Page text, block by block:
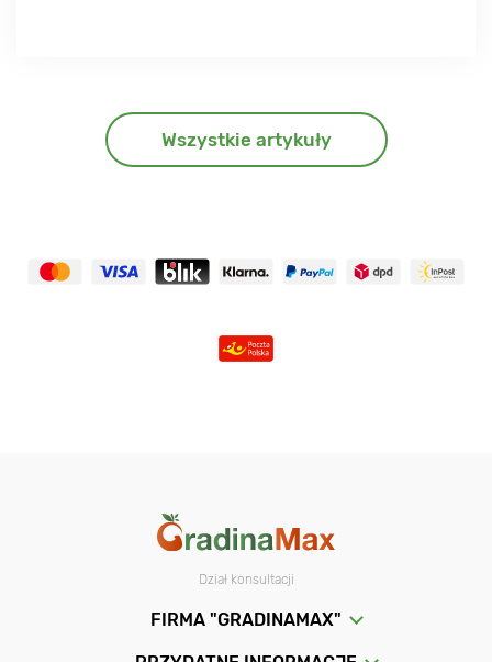
Wszystkie artykuły
Dział konsultacji
FIRMA "GRADINAMAX"